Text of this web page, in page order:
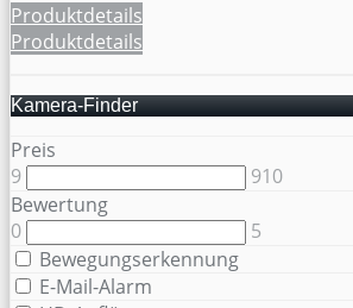
Produktdetails
Produktdetails
Kamera-Finder
Preis
9
910
Bewertung
0
5
Bewegungserkennung
E-Mail-Alarm